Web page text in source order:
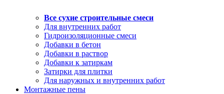
Все сухие строительные смеси
Для внутренних работ
Гидроизоляционные смеси
Добавки в бетон
Добавки в раствор
Добавки к затиркам
Затирки для плитки
Для наружных и внутренних работ
Монтажные пены